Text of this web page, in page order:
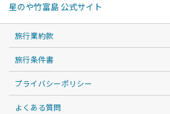
星のや竹富島 公式サイト
旅行業約款
旅行条件書
プライバシーポリシー
よくある質問